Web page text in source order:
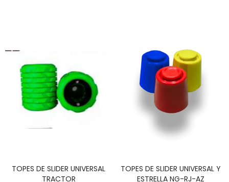
TOPES DE SLIDER UNIVERSAL
TRACTOR
TOPES DE SLIDER UNIVERSAL Y
ESTRELLA NG-RJ-AZ